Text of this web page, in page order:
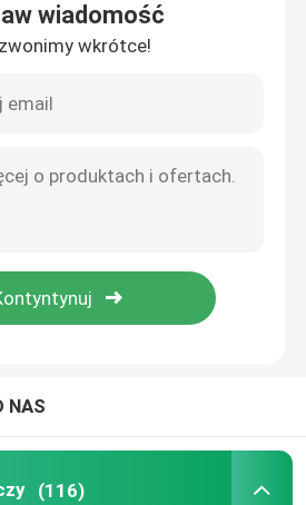
wiadomość
wkrótce!
NAS
(116)